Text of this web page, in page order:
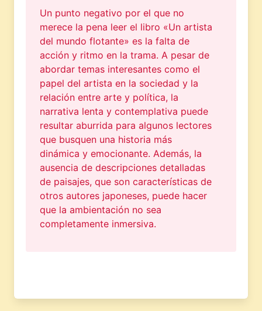
Un punto negativo por el que no
merece la pena leer el libro «Un artista
del mundo flotante» es la falta de
acción y ritmo en la trama. A pesar de
abordar temas interesantes como el
papel del artista en la sociedad y la
relación entre arte y política, la
narrativa lenta y contemplativa puede
resultar aburrida para algunos lectores
que busquen una historia más
dinámica y emocionante. Además, la
ausencia de descripciones detalladas
de paisajes, que son características de
otros autores japoneses, puede hacer
que la ambientación no sea
completamente inmersiva.